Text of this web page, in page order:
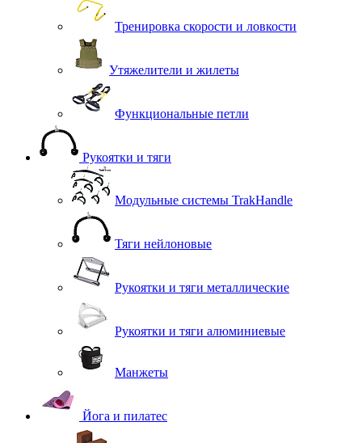
Тренировка скорости и ловкости
Утяжелители и жилеты
Функциональные петли
Рукоятки и тяги
Модульные системы TrakHandle
Тяги нейлоновые
Рукоятки и тяги металлические
Рукоятки и тяги алюминиевые
Манжеты
Йога и пилатес